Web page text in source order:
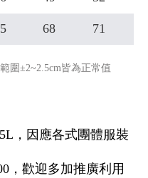
68 71
圍±2~2.5cm皆為正常值
，因應各式團體服裝
，歡迎多加推廣利用